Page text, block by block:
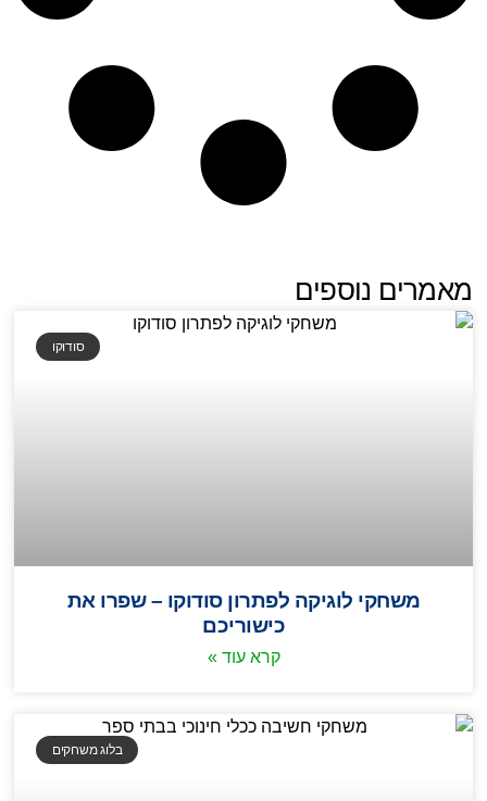
מאמרים נוספים
סודוקו
משחקי לוגיקה לפתרון סודוקו – שפרו את
כישוריכם
קרא עוד »
בלוג משחקים